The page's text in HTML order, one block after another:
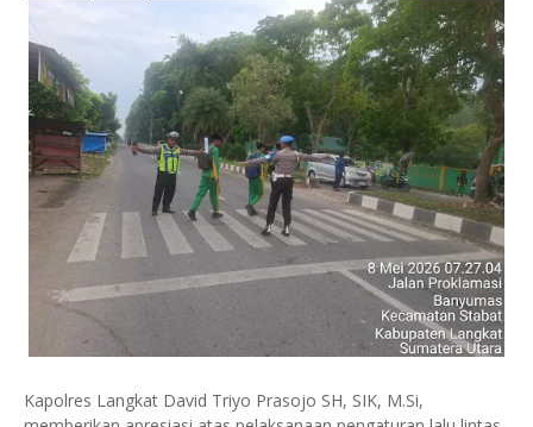
Kapolres Langkat David Triyo Prasojo SH, SIK, M.Si,